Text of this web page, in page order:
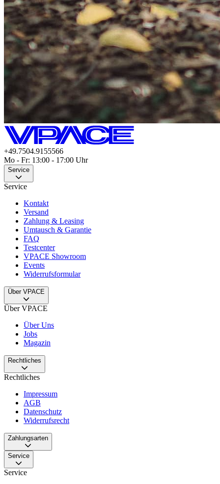
+49.7504.9155566
Mo - Fr: 13:00 - 17:00 Uhr
Service
Service
Kontakt
Versand
Zahlung & Leasing
Umtausch & Garantie
FAQ
Testcenter
VPACE Showroom
Events
Widerrufsformular
Über VPACE
Über VPACE
Über Uns
Jobs
Magazin
Rechtliches
Rechtliches
Impressum
AGB
Datenschutz
Widerrufsrecht
Zahlungsarten
Service
Service